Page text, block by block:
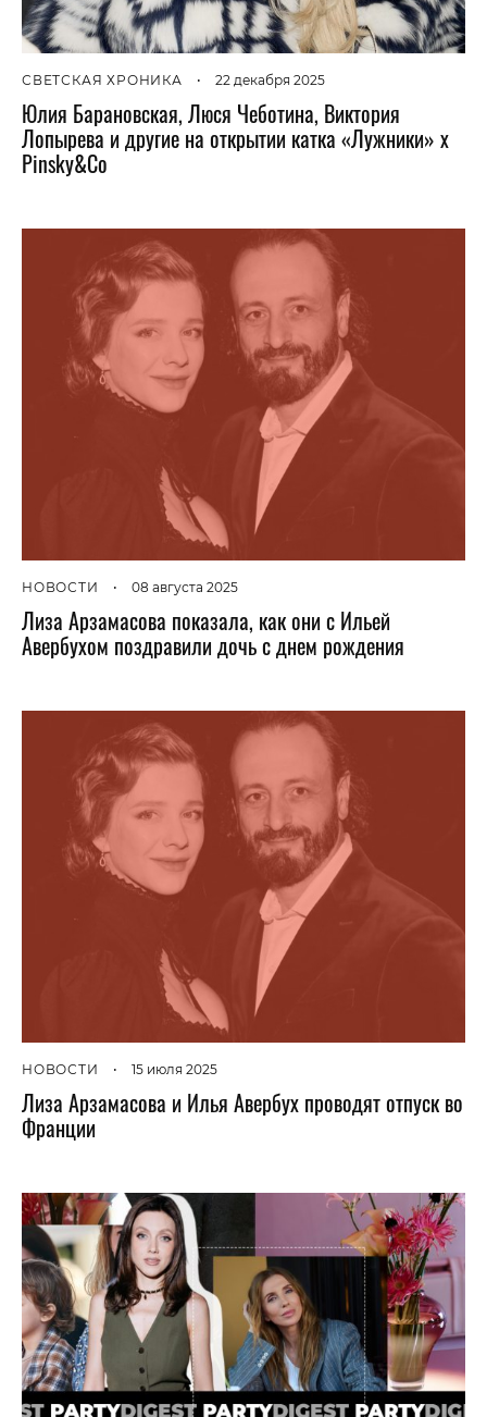
СВЕТСКАЯ ХРОНИКА • 22 декабря 2025
Юлия Барановская, Люся Чеботина, Виктория
Лопырева и другие на открытии катка «Лужники» x
Pinsky&Co
НОВОСТИ • 08 августа 2025
Лиза Арзамасова показала, как они с Ильей
Авербухом поздравили дочь с днем рождения
НОВОСТИ • 15 июля 2025
Лиза Арзамасова и Илья Авербух проводят отпуск во
Франции